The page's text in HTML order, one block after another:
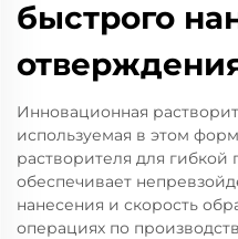
быстрого
Инновационная
используемая в этом
растворителя для
обеспечивает
нанесения и скорость
операциях по